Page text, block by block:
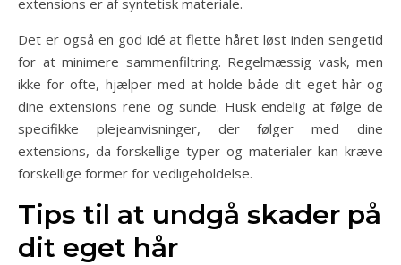
extensions er af syntetisk materiale.
Det er også en god idé at flette håret løst inden sengetid
for at minimere sammenfiltring. Regelmæssig vask, men
ikke for ofte, hjælper med at holde både dit eget hår og
dine extensions rene og sunde. Husk endelig at følge de
specifikke plejeanvisninger, der følger med dine
extensions, da forskellige typer og materialer kan kræve
forskellige former for vedligeholdelse.
Tips til at undgå skader på
dit eget hår